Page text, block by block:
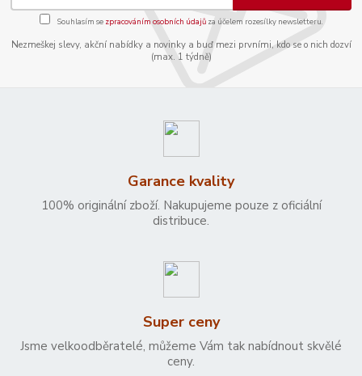
Souhlasím se zpracováním osobních údajůza účelem rozesílky newsletteru.
Nezmeškej slevy, akční nabídky a novinky a buď mezi prvními, kdo se o nich dozví
(max. 1 týdně)
Garance kvality
100% originální zboží. Nakupujeme pouze z oficiální
distribuce.
Super ceny
Jsme velkoodběratelé, můžeme Vám tak nabídnout skvělé
ceny.